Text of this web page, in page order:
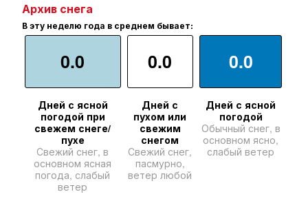
Архив снега
В эту неделю года в среднем бывает:
0.0
Дней с ясной
погодой при
свежем снеге/
пухе
Свежий снег, в
основном ясная
погода, слабый
ветер
0.0
Дней с
пухом или
свежим
снегом
Свежий снег,
пасмурно,
ветер любой
0.0
Дней с ясной
погодой
Обычный снег, в
основном ясно,
слабый ветер